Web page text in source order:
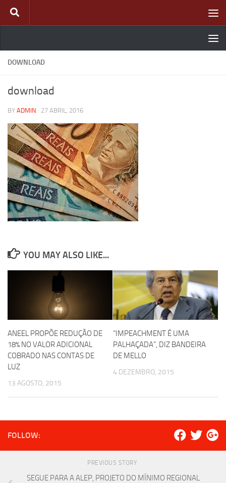
Skip to content
DOWNLOAD
download
BY ADMIN · 27 ABRIL, 2016
YOU MAY ALSO LIKE...
ANEEL PROPÕE REDUÇÃO DE
18% NO VALOR ADICIONAL
COBRADO NAS CONTAS DE
LUZ
13 AGOSTO, 2015
“IMPEACHMENT É UMA
PALHAÇADA”, DIZ BANDEIRA
DE MELLO
4 DEZEMBRO, 2015
FOLLOW:
PREVIOUS STORY
SEGUE PARA A ALEP, PROJETO DO MÍNIMO REGIONAL